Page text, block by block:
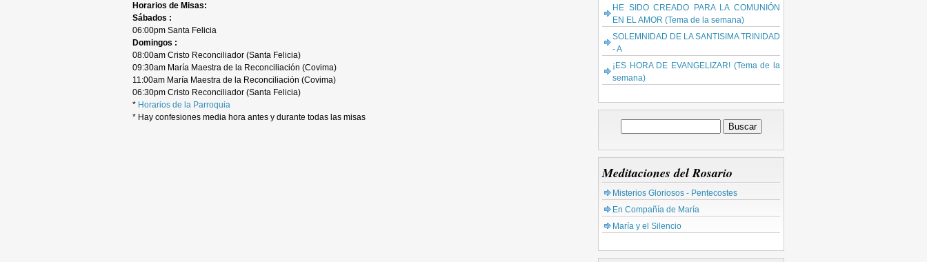
Horarios de Misas:
Sábados :
06:00pm Santa Felicia
Domingos :
08:00am Cristo Reconciliador (Santa Felicia)
09:30am María Maestra de la Reconciliación (Covima)
11:00am María Maestra de la Reconciliación (Covima)
06:30pm Cristo Reconciliador (Santa Felicia)
* Horarios de la Parroquia
* Hay confesiones media hora antes y durante todas las misas
HE SIDO CREADO PARA LA COMUNIÓN
EN EL AMOR (Tema de la semana)
SOLEMNIDAD DE LA SANTISIMA TRINIDAD
- A
¡ES HORA DE EVANGELIZAR! (Tema de la
semana)
Meditaciones del Rosario
Misterios Gloriosos - Pentecostes
En Compañía de María
María y el Silencio